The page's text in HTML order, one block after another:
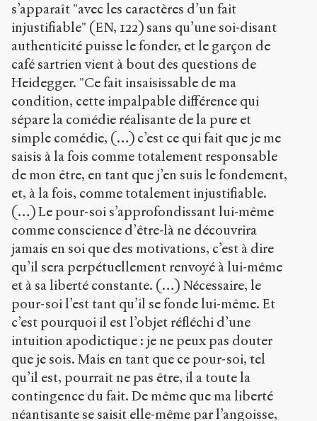
s’apparaît "avec les caractères d’un fait
injustifiable" (EN, 122) sans qu’une soi-disant
authenticité puisse le fonder, et le garçon de
café sartrien vient à bout des questions de
Heidegger. "Ce fait insaisissable de ma
condition, cette impalpable différence qui
sépare la comédie réalisante de la pure et
simple comédie, (…) c’est ce qui fait que je me
saisis à la fois comme totalement responsable
de mon être, en tant que j’en suis le fondement,
et, à la fois, comme totalement injustifiable.
(…) Le pour-soi s’approfondissant lui-même
comme conscience d’être-là ne découvrira
jamais en soi que des motivations, c’est à dire
qu’il sera perpétuellement renvoyé à lui-même
et à sa liberté constante. (…) Nécessaire, le
pour-soi l’est tant qu’il se fonde lui-même. Et
c’est pourquoi il est l’objet réfléchi d’une
intuition apodictique : je ne peux pas douter
que je sois. Mais en tant que ce pour-soi, tel
qu’il est, pourrait ne pas être, il a toute la
contingence du fait. De même que ma liberté
néantisante se saisit elle-même par l’angoisse,